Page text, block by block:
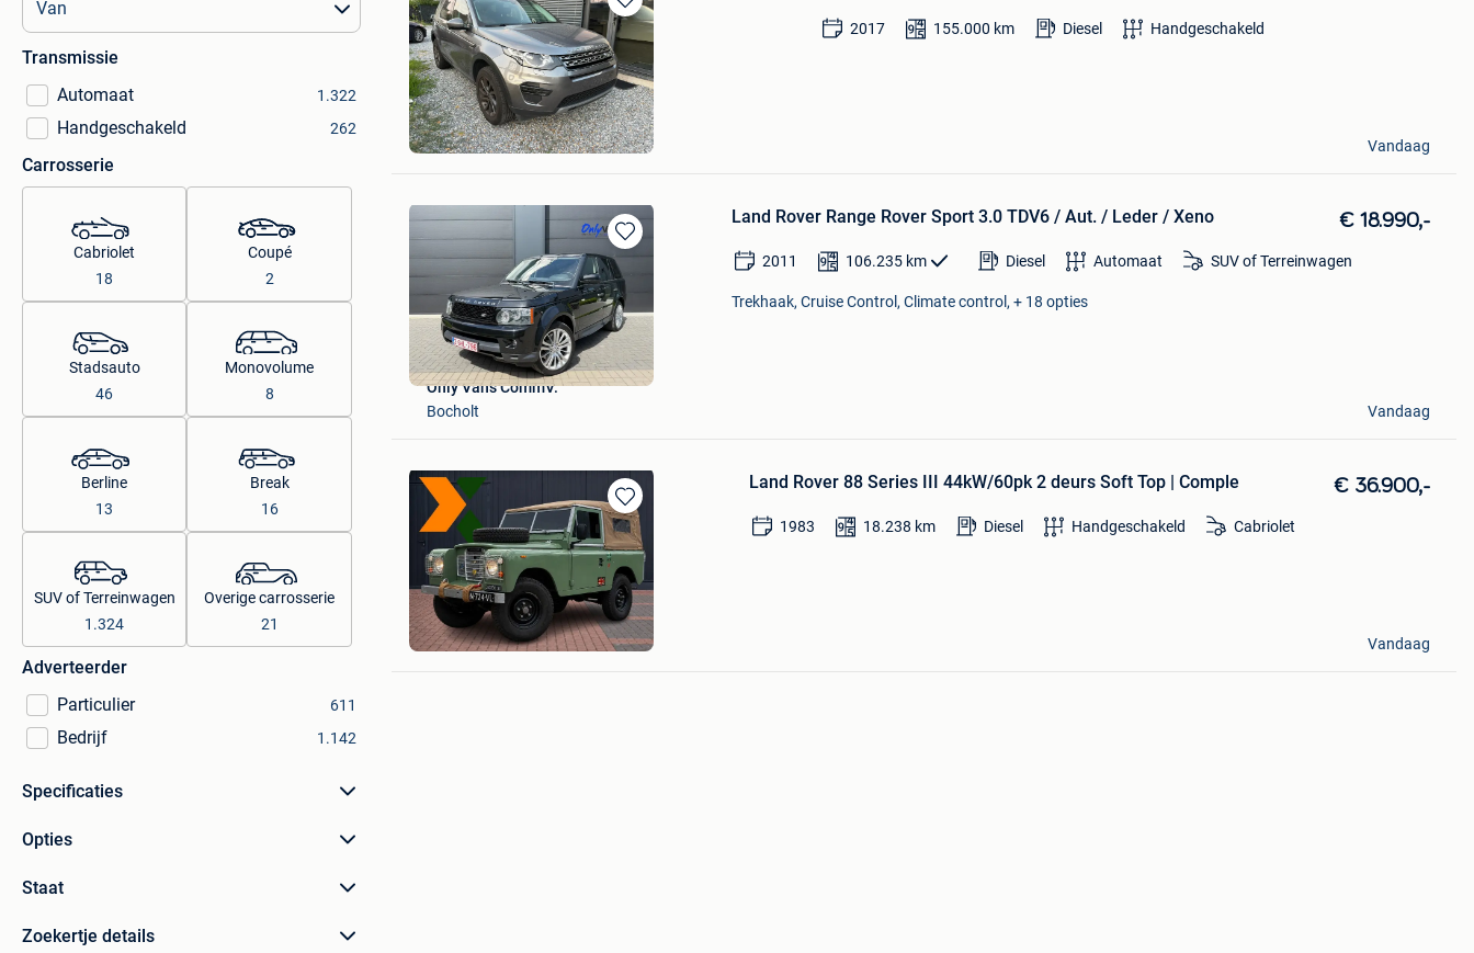
Transmissie
Automaat
1.322
Handgeschakeld 262
Carrosserie
Cabriolet
18
Coupé
2
Stadsauto
46
Monovolume
8
Berline
13
Break
16
SUV of Terreinwagen
1.324
Overige carrosserie
21
Adverteerder
Particulier
611
Bedrijf 1.142
Specificaties
Opties
Staat
Zoekertje details
Bewaren
in
Mijn
Favorieten
2017 155.000 km Diesel Handgeschakeld
Bardos
Rumst
Vandaag
Bewaren
in
Mijn
Favorieten
Land Rover Range Rover Sport 3.0 TDV6 / Aut. / Leder / Xeno € 18.990,-
2011 106.235 km Diesel Automaat SUV of Terreinwagen
Trekhaak, Cruise Control, Climate control, + 18 opties
Only Vans CommV.
Bocholt
Vandaag
Bewaren
in
Mijn
Favorieten
Land Rover 88 Series III 44kW/60pk 2 deurs Soft Top | Comple € 36.900,-
1983 18.238 km Diesel Handgeschakeld Cabriolet
X-MOTIVE B.V.
Terschuur
Vandaag